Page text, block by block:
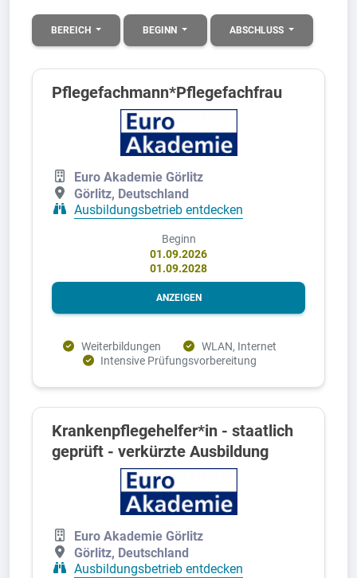
BEREICH BEGINN ABSCHLUSS
Pflegefachmann*Pflegefachfrau
Euro Akademie Görlitz
Görlitz, Deutschland
Ausbildungsbetrieb entdecken
Beginn
01.09.2026
01.09.2028
ANZEIGEN
Weiterbildungen
WLAN, Internet
Intensive Prüfungsvorbereitung
Krankenpflegehelfer*in - staatlich
geprüft - verkürzte Ausbildung
Euro Akademie Görlitz
Görlitz, Deutschland
Ausbildungsbetrieb entdecken